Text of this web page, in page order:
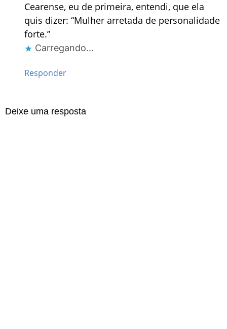
Cearense, eu de primeira, entendi, que ela
quis dizer: “Mulher arretada de personalidade
forte.”
Carregando...
Responder
Deixe uma resposta